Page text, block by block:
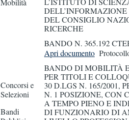
Mobilità
DELL’INFORMAZIONE
DEL CONSIGLIO
RICERCHE
BANDO N. 365.192
Concorsi e
Selezioni
Bandi
Apri documento
BANDO DI MOBILITÀ
PER TITOLI E
30 D.LGS N. 165/2001,
N. 1 POSIZIONE, CON
A TEMPO PIENO E
DI FUNZIONARIO DI